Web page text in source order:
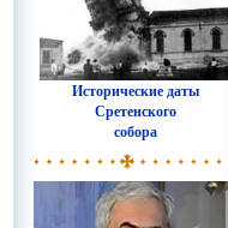
Исторические даты
Сретенского
собора